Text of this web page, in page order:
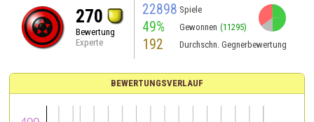
270
Bewertung
Experte
22898 Spiele
49% Gewonnen (11295)
192 Durchschn. Gegnerbewertung
BEWERTUNGSVERLAUF